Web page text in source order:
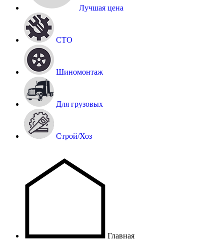
Лучшая цена
СТО
Шиномонтаж
Для грузовых
Строй/Хоз
Главная